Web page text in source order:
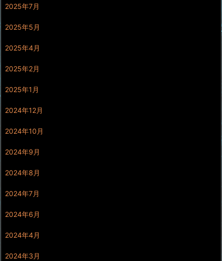
2025年7月
2025年5月
2025年4月
2025年2月
2025年1月
2024年12月
2024年10月
2024年9月
2024年8月
2024年7月
2024年6月
2024年4月
2024年3月